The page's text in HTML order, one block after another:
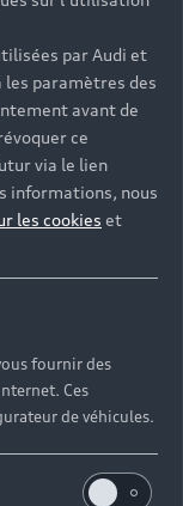
d’entretien
vos
questions
Audi.
par Audi et
paramètres des
avant de
ce
via le lien
informations, nous
les cookies et
fournir des
Ces
de véhicules.